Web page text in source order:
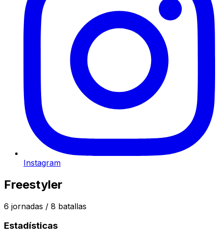
Instagram
Freestyler
6 jornadas / 8 batallas
Estadísticas